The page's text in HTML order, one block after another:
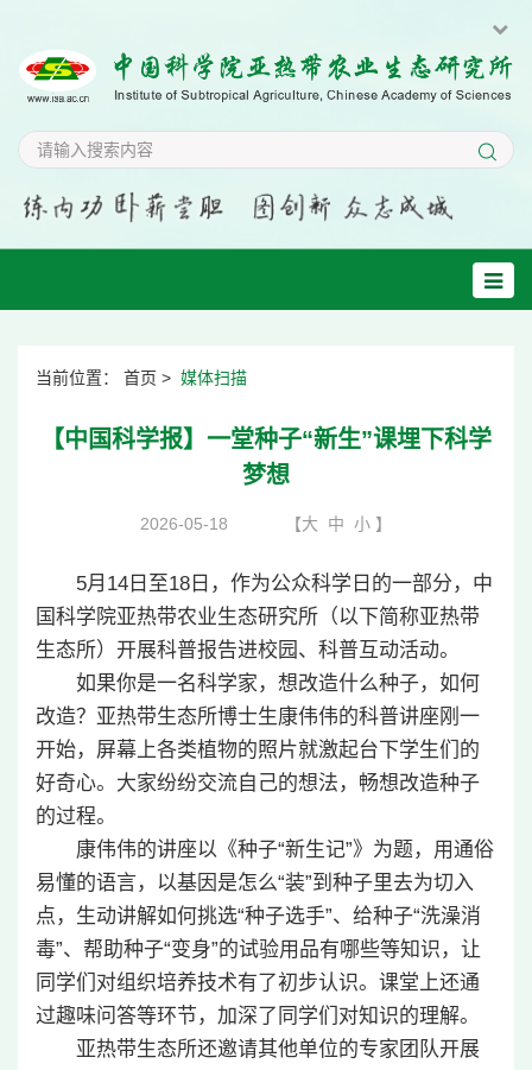
当前位置： 首页 > 媒体扫描
【中国科学报】一堂种子“新生”课埋下科学
梦想
2026-05-18 【大 中 小 】
5月14日至18日，作为公众科学日的一部分，中
国科学院亚热带农业生态研究所（以下简称亚热带
生态所）开展科普报告进校园、科普互动活动。
如果你是一名科学家，想改造什么种子，如何
改造？亚热带生态所博士生康伟伟的科普讲座刚一
开始，屏幕上各类植物的照片就激起台下学生们的
好奇心。大家纷纷交流自己的想法，畅想改造种子
的过程。
康伟伟的讲座以《种子“新生记”》为题，用通俗
易懂的语言，以基因是怎么“装”到种子里去为切入
点，生动讲解如何挑选“种子选手”、给种子“洗澡消
毒”、帮助种子“变身”的试验用品有哪些等知识，让
同学们对组织培养技术有了初步认识。课堂上还通
过趣味问答等环节，加深了同学们对知识的理解。
亚热带生态所还邀请其他单位的专家团队开展